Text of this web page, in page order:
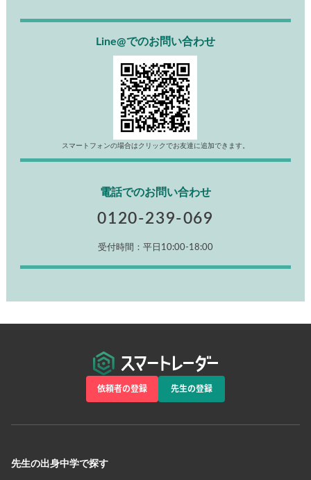
Line@でのお問い合わせ
スマートフォンの場合はクリックでお友達に追加できます。
電話でのお問い合わせ
0120-239-069
受付時間：平日10:00-18:00
依頼者の登録 先生の登録
先生の出身中学で探す